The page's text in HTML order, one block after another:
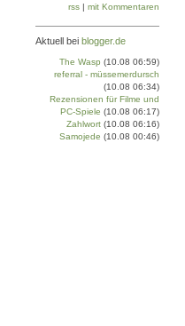
rss | mit Kommentaren
Aktuell bei blogger.de
The Wasp (10.08 06:59)
referral - müssemerdursch
(10.08 06:34)
Rezensionen für Filme und
PC-Spiele (10.08 06:17)
Zahlwort (10.08 06:16)
Samojede (10.08 00:46)